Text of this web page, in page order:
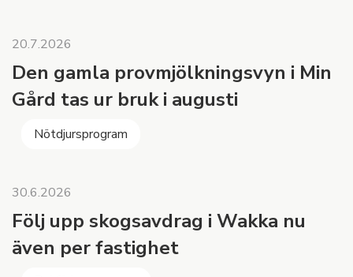
20.7.2026
Den gamla provmjölkningsvyn i Min
Gård tas ur bruk i augusti
Nötdjursprogram
30.6.2026
Följ upp skogsavdrag i Wakka nu
även per fastighet